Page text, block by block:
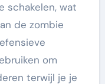
schakelen, wat
de zombie
om
terwijl je je